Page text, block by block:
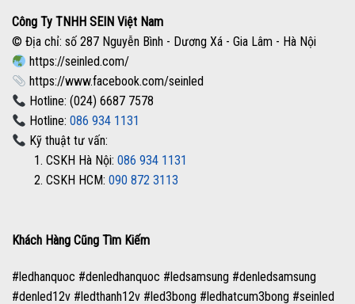
Công Ty TNHH SEIN Việt Nam
© Địa chỉ: số 287 Nguyễn Bình - Dương Xá - Gia Lâm - Hà Nội
https://seinled.com/
https://www.facebook.com/seinled
Hotline: (024) 6687 7578
Hotline:086 934 1131
Kỹ thuật tư vấn:
1. CSKH Hà Nội: 086 934 1131
2. CSKH HCM: 090 872 3113
Khách Hàng Cũng Tìm Kiếm
#ledhanquoc #denledhanquoc #ledsamsung #denledsamsung
#denled12v #ledthanh12v #led3bong #ledhatcum3bong #seinled